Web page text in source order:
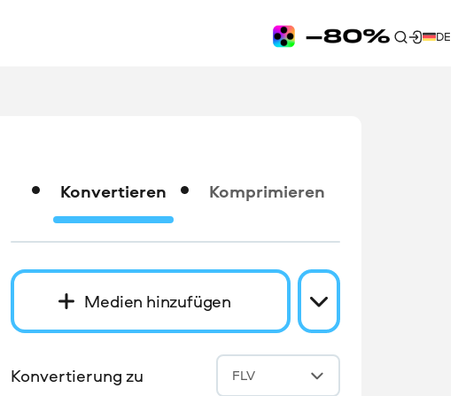
DE
Konvertieren Komprimieren
Medien hinzufügen
Konvertierung zu FLV